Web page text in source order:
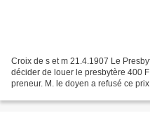
Croix de s et m 21.4.1907 Le
décider de louer le presbytère 400
preneur. M. le doyen a refusé ce